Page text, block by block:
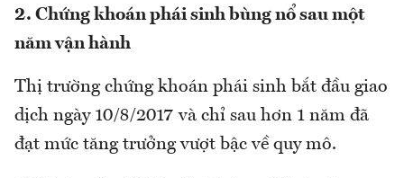
2. Chứng khoán phái sinh bùng nổ sau một
năm vận hành
Thị trường chứng khoán phái sinh bắt đầu giao
dịch ngày 10/8/2017 và chỉ sau hơn 1 năm đã
đạt mức tăng trưởng vượt bậc về quy mô.